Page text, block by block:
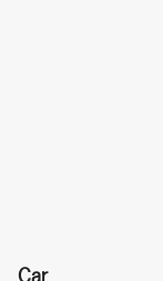
Car